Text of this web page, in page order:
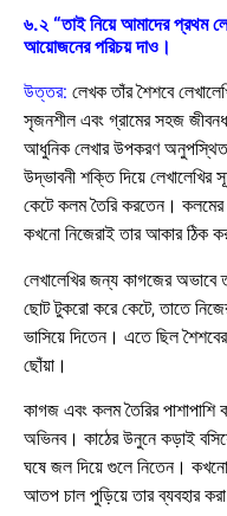
৬.২ “তাই নিয়ে আমাদের প্রথম
আয়োজনের পরিচয় দাও।
উত্তর: লেখক তাঁর শৈশবে
সৃজনশীল এবং গ্রামের সহজ
আধুনিক লেখার উপকরণ অনুপস্থিত
উদ্ভাবনী শক্তি দিয়ে লেখালেখির
কেটে কলম তৈরি করতেন। কলমের
কখনো নিজেরাই তার আকার ঠিক
লেখালেখির জন্য কাগজের অভাবে
ছোট টুকরো করে কেটে, তাতে
ভাসিয়ে দিতেন। এতে ছিল
ছোঁয়া।
কাগজ এবং কলম তৈরির
অভিনব। কাঠের উনুনে কড়াই
ঘষে জল দিয়ে গুলে নিতেন।
আতপ চাল পুড়িয়ে তার ব্যবহার